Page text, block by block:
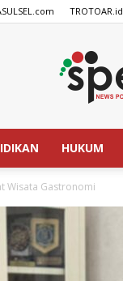
TROTOAR.id
HUKUM
Wisata Gastronomi